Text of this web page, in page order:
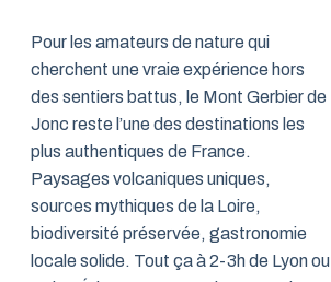
Pour les amateurs de nature qui
cherchent une vraie expérience hors
des sentiers battus, le Mont Gerbier de
Jonc reste l’une des destinations les
plus authentiques de France.
Paysages volcaniques uniques,
sources mythiques de la Loire,
biodiversité préservée, gastronomie
locale solide. Tout ça à 2-3h de Lyon ou